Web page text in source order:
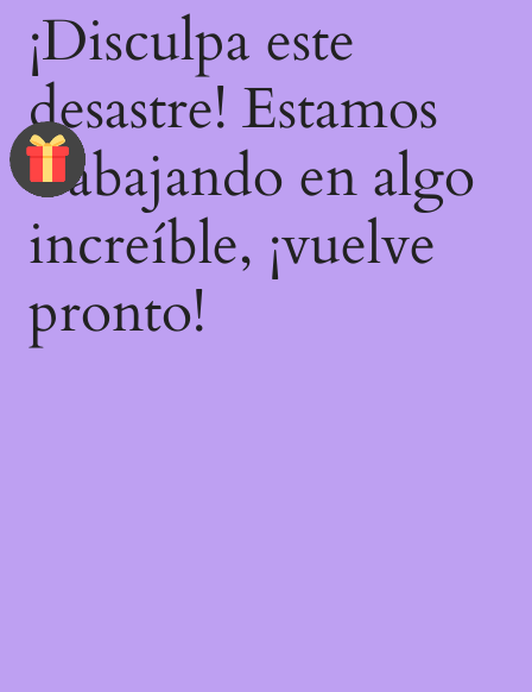
¡Disculpa este
desastre! Estamos
trabajando en algo
increíble, ¡vuelve
pronto!